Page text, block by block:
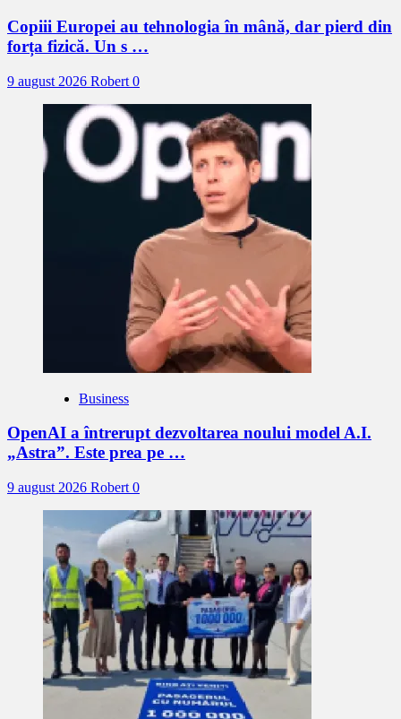
Copiii Europei au tehnologia în mână, dar pierd din
forța fizică. Un s …
9 august 2026 Robert 0
Business
OpenAI a întrerupt dezvoltarea noului model A.I.
„Astra”. Este prea pe …
9 august 2026 Robert 0